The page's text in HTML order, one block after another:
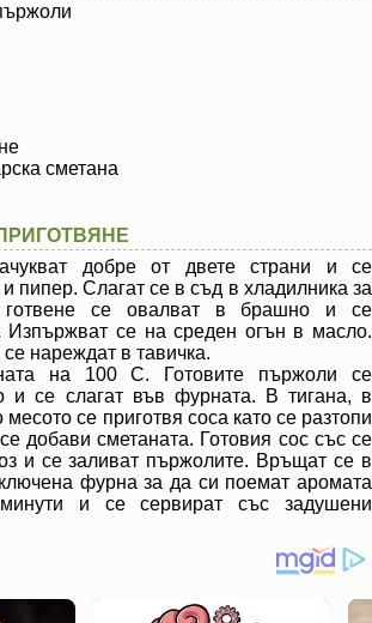
сметана
добре от двете страни и се
пипер. Слагат се в съд в хладилника за
се овалват в брашно и се
Изпържват се на среден огън в масло.
нареждат в тавичка.
на 100 С. Готовите пържоли се
и се слагат във фурната. В тигана, в
се приготвя соса като се разтопи
добави сметаната. Готовия сос със се
и се заливат пържолите. Връщат се в
фурна за да си поемат аромата
и се сервират със задушени